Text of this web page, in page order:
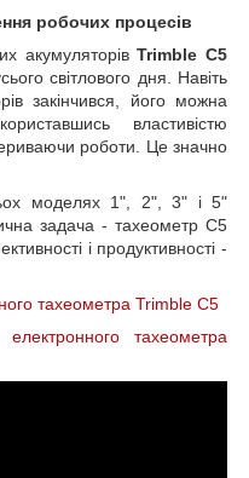
робочих процесів
акумуляторівTrimble C5
світлового дня. Навіть
закінчився, його можна
властивістю
роботи. Це значно
моделях 1", 2", 3" і 5"
задача - тахеометр C5
і продуктивності -
тахеометра Trimble C5
електронного тахеометра